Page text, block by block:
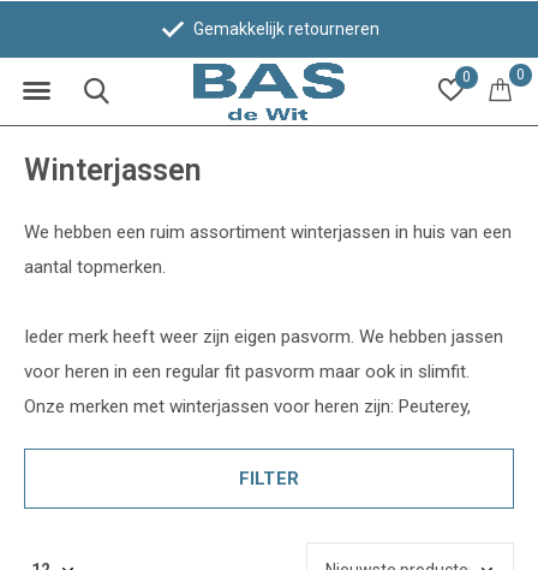
0 0
Gemakkelijk retourneren
Winterjassen
We hebben een ruim assortiment winterjassen in huis van een
aantal topmerken.
Ieder merk heeft weer zijn eigen pasvorm. We hebben jassen
voor heren in een regular fit pasvorm maar ook in slimfit.
Onze merken met winterjassen voor heren zijn: Peuterey,
FILTER